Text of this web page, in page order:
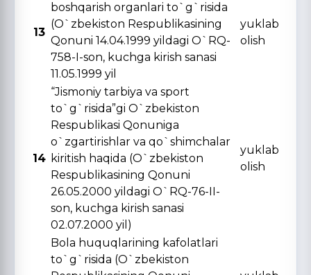
13
boshqarish organlari to`g`risida
(O`zbekiston Respublikasining
Qonuni 14.04.1999 yildagi O`RQ-
758-I-son, kuchga kirish sanasi
11.05.1999 yil
yuklab
olish
14
“Jismoniy tarbiya va sport
to`g`risida”gi O`zbekiston
Respublikasi Qonuniga
o`zgartirishlar va qo`shimchalar
kiritish haqida (O`zbekiston
Respublikasining Qonuni
26.05.2000 yildagi O`RQ-76-II-
son, kuchga kirish sanasi
02.07.2000 yil)
yuklab
olish
Bola huquqlarining kafolatlari
to`g`risida (O`zbekiston